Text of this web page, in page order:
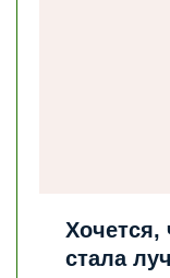
Хочется,
стала